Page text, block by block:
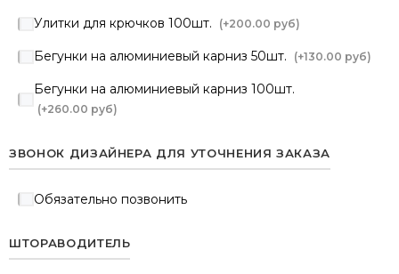
Улитки для крючков 100шт. (+200.00 руб)
Бегунки на алюминиевый карниз 50шт. (+130.00 руб)
Бегунки на алюминиевый карниз 100шт.
(+260.00 руб)
ЗВОНОК ДИЗАЙНЕРА ДЛЯ УТОЧНЕНИЯ ЗАКАЗА
Обязательно позвонить
ШТОРАВОДИТЕЛЬ